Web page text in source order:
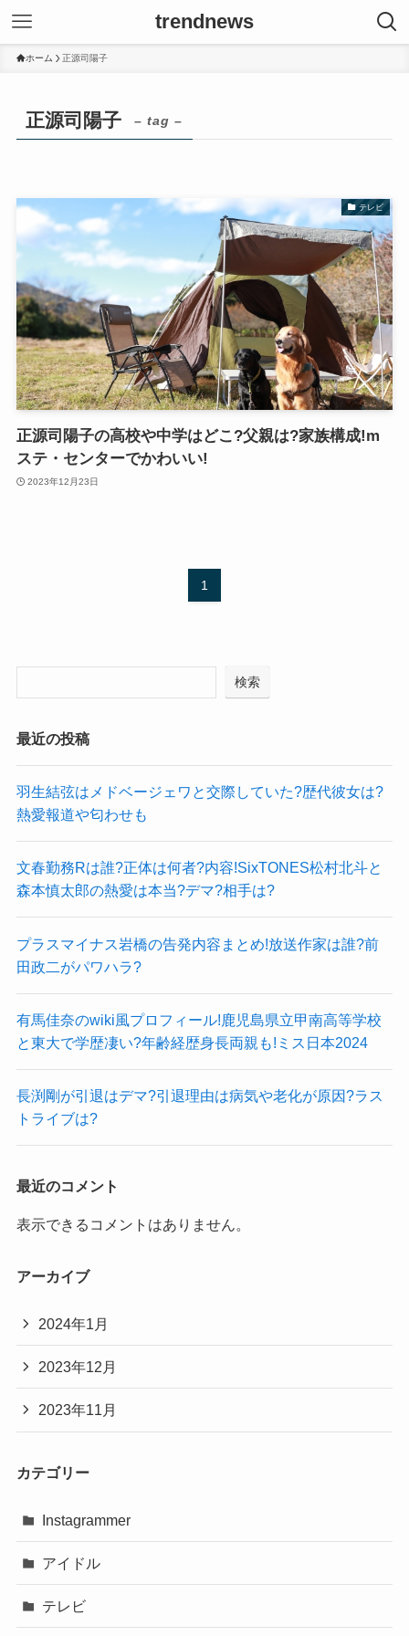
trendnews
ホーム 正源司陽子
正源司陽子 – tag –
テレビ
正源司陽子の高校や中学はどこ?父親は?家族構成!m
ステ・センターでかわいい!
2023年12月23日
1
検索
最近の投稿
羽生結弦はメドベージェワと交際していた?歴代彼女は?
熱愛報道や匂わせも
文春勤務Rは誰?正体は何者?内容!SixTONES松村北斗と
森本慎太郎の熱愛は本当?デマ?相手は?
プラスマイナス岩橋の告発内容まとめ!放送作家は誰?前
田政二がパワハラ?
有馬佳奈のwiki風プロフィール!鹿児島県立甲南高等学校
と東大で学歴凄い?年齢経歴身長両親も!ミス日本2024
長渕剛が引退はデマ?引退理由は病気や老化が原因?ラス
トライブは?
最近のコメント
表示できるコメントはありません。
アーカイブ
2024年1月
2023年12月
2023年11月
カテゴリー
Instagrammer
アイドル
テレビ